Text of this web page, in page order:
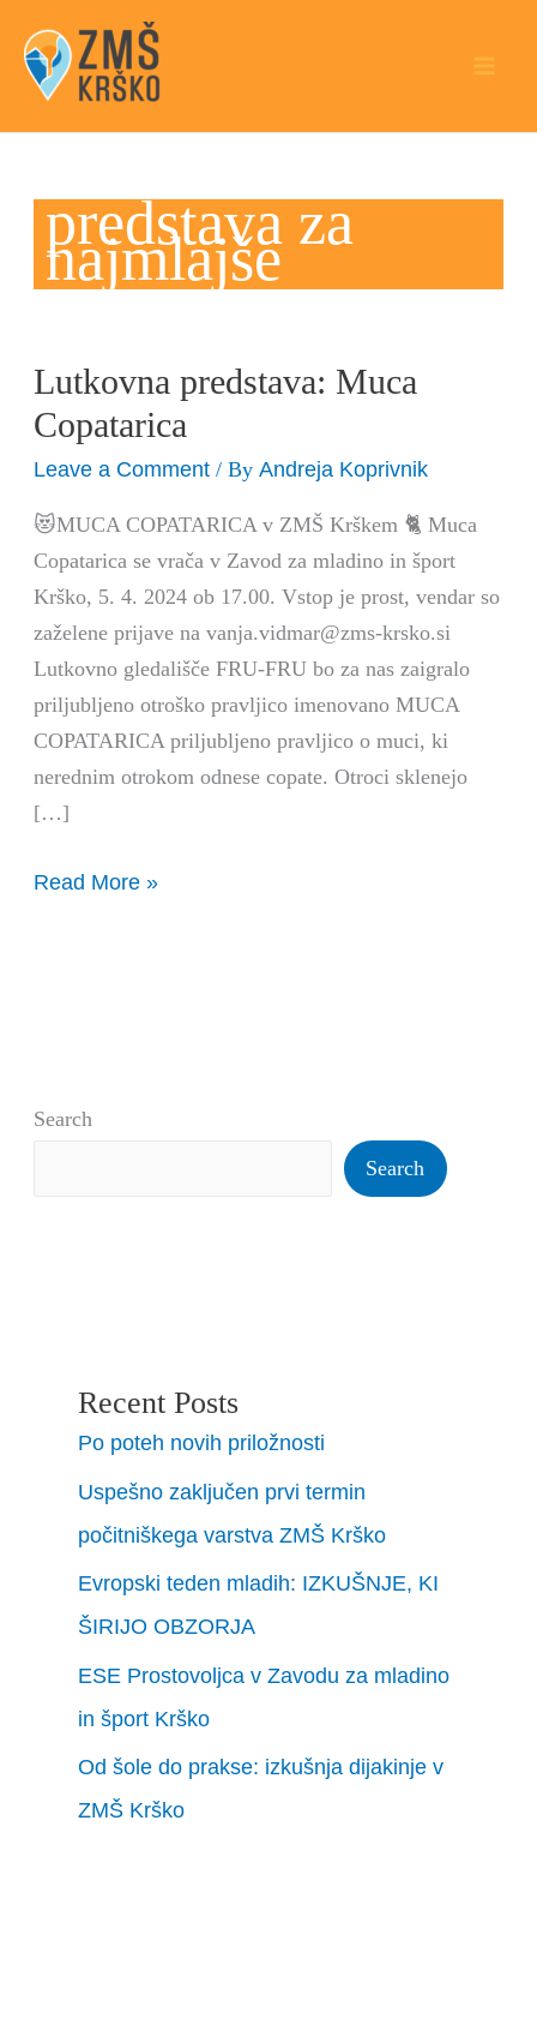
content
predstava za
najmlajše
Lutkovna predstava: Muca
Copatarica
Leave a Comment / ByAndreja Koprivnik
😻MUCA COPATARICA v ZMŠ Krškem 🐈 Muca
Copatarica se vrača v Zavod za mladino in šport
Krško, 5. 4. 2024 ob 17.00. Vstop je prost, vendar so
zaželene prijave na vanja.vidmar@zms-krsko.si
Lutkovno gledališče FRU-FRU bo za nas zaigralo
priljubljeno otroško pravljico imenovano MUCA
COPATARICA priljubljeno pravljico o muci, ki
nerednim otrokom odnese copate. Otroci sklenejo
[…]
Lutkovna
predstava:
Muca
Copatarica
Read More »
Search
Search
Recent Posts
Po poteh novih priložnosti
Uspešno zaključen prvi termin
počitniškega varstva ZMŠ Krško
Evropski teden mladih: IZKUŠNJE, KI
ŠIRIJO OBZORJA
ESE Prostovoljca v Zavodu za mladino
in šport Krško
Od šole do prakse: izkušnja dijakinje v
ZMŠ Krško